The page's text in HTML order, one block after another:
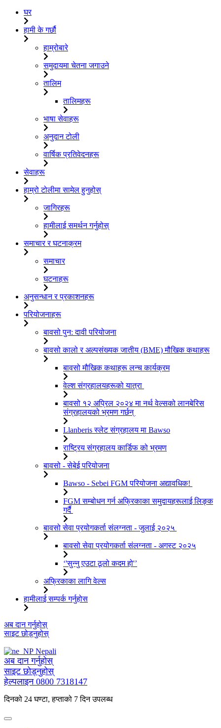
घर
हामी के गर्छौ
हाम्रोबारे
समुदायमा चेतना जगाउने
तालिम
तालिमहरू
भाषा सेवाहरू
अनुदान टोली
वार्षिक प्रतिवेदनहरू
सेवाहरू
हाम्रो टोलीमा सामेल हुनुहोस्
जागिरहरू
हामीलाई समर्थन गर्नुहोस्
समाचार र घटनाक्रम
समाचार
घटनाहरू
अनुसन्धान र प्रकाशनहरू
परियोजनाहरू
बावसो पुन: दावी परियोजना
बावसो कालो र अल्पसंख्यक जातीय (BME) मौखिक कथाहरू
बावसो मौखिक कथाहरू लन्च कार्यक्रम
वेल्श संग्रहालयहरूको यात्रा
बावसो १२ अप्रिल २०२४ मा नर्थ वेल्सको लानबेरिस
संग्रहालयको भ्रमण गर्छन्
Llanberis स्लेट संग्रहालय मा Bawso
राष्ट्रिय संग्रहालय कार्डिफ को भ्रमण
बावसो - सेबेई परियोजना
Bawso - Sebei FGM परियोजना अद्यावधिक!
FGM सम्बोधन गर्न अफ्रिकाका समुदायहरूलाई लिङ्क
गर्दै
बावसो सेवा प्रयोगकर्ता संलग्नता - जुलाई २०२५
बावसो सेवा प्रयोगकर्ता संलग्नता - अगस्ट २०२५
‘'सुन्नु एउटा ठूलो कदम हो'’
अफ्रिकाका लागि वेल्स
हामीलाई सम्पर्क गर्नुहोस
सामग्रीमा
जानुहोस्
अब दान गर्नुहोस्
साइट छोड्नुहोस्
Nepali
अब दान गर्नुहोस्
साइट छोड्नुहोस्
हेल्पलाइन 0800 7318147
दिनको 24 घण्टा, हप्ताको 7 दिन उपलब्ध